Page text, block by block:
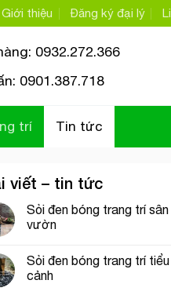
Giới thiệu Đăng ký đại lý
0932.272.366
0901.387.718
trí Tin tức
viết – tin tức
Sỏi đen bóng trang trí sân
vườn
Sỏi đen bóng trang trí tiểu
cảnh